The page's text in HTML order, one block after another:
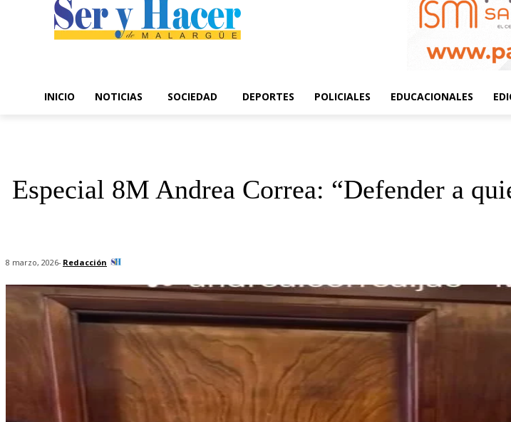
INICIO NOTICIAS SOCIEDAD DEPORTES POLICIALES EDUCACIONALES
Especial 8M Andrea Correa: “Defender a
8 marzo, 2026- Redacción